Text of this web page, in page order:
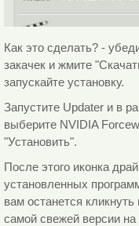
Как это сделать? -
закачек и жмите
запускайте установку.
Запустите Updater и в
выберите NVIDIA
"Установить".
После этого иконка
установленных
вам останется
самой свежей версии